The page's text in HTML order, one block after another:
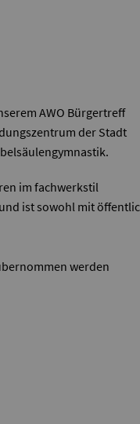
AWO Bürgertreff
der Stadt
im fachwerkstil
ist sowohl mit
werden